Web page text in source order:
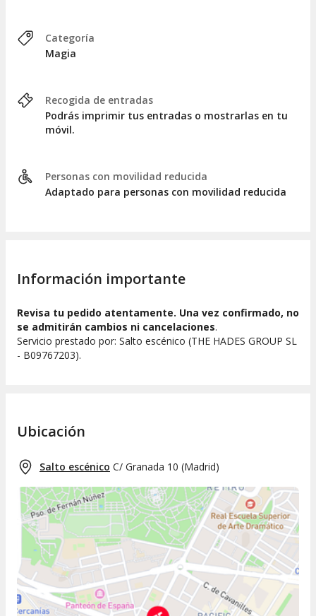
Categoría
Magia
Recogida de entradas
Podrás imprimir tus entradas o mostrarlas en tu
móvil.
Personas con movilidad reducida
Adaptado para personas con movilidad reducida
Información importante
Revisa tu pedido atentamente. Una vez confirmado, no
se admitirán cambios ni cancelaciones.
Servicio prestado por: Salto escénico (THE HADES GROUP SL
- B09767203).
Ubicación
Salto escénico C/ Granada 10 (Madrid)